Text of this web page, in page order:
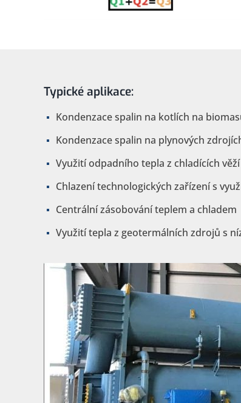
Typické aplikace:
Kondenzace spalin na kotlích na
Kondenzace spalin na plynových
Využití odpadního tepla z chladících věží
Chlazení technologických zařízení s
Centrální zásobování teplem a chladem
Využití tepla z geotermálních zdrojů s